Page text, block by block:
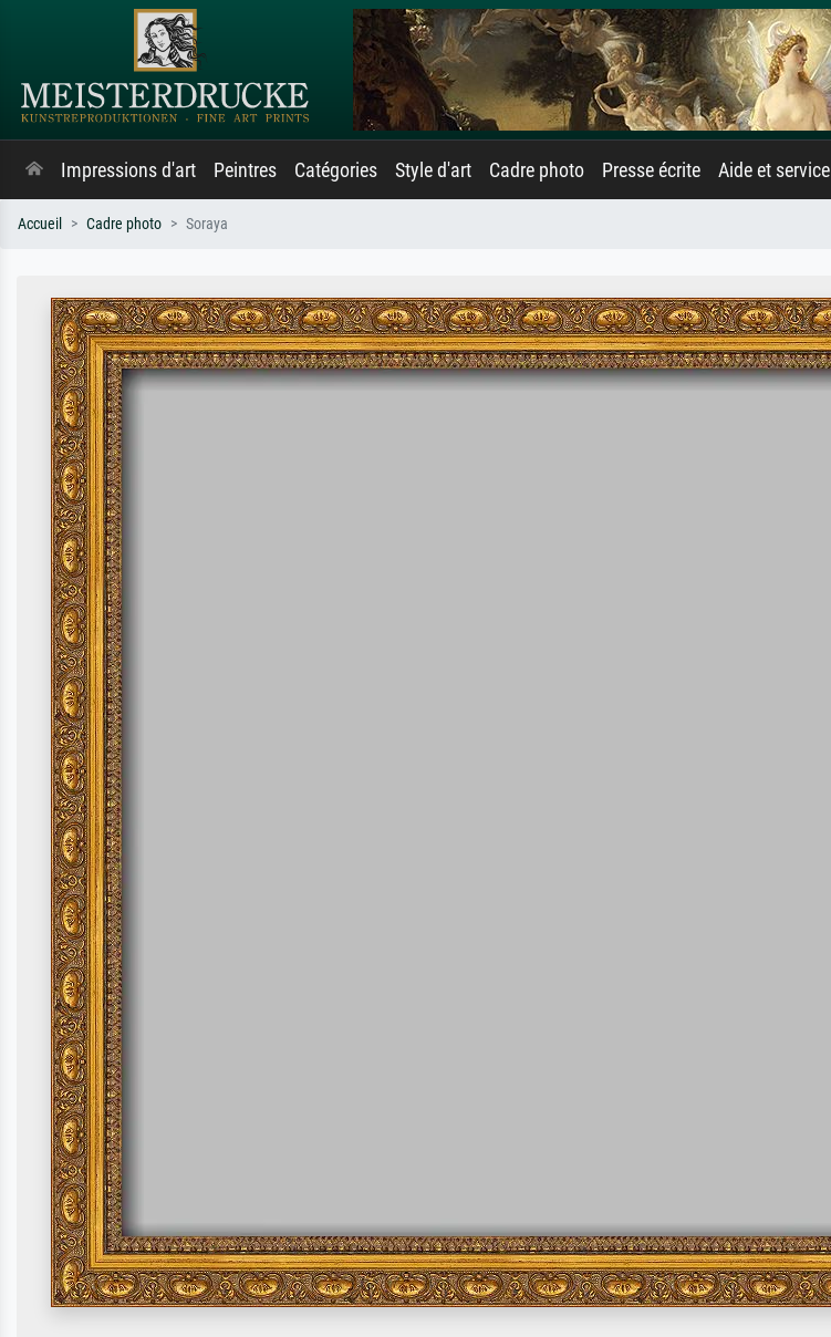
Impressions d'art Peintres Catégories Style d'art Cadre photo Presse écrite Aide et service
Accueil Cadre photo Soraya